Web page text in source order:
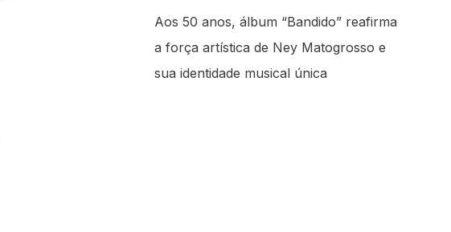
Aos 50 anos, álbum “Bandido” reafirma
a força artística de Ney Matogrosso e
sua identidade musical única